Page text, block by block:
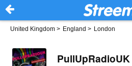
United Kingdom > England > London
PullUpRadioUK